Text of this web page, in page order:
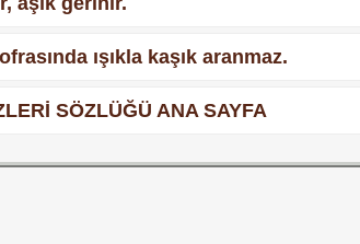
ışıkla kaşık aranmaz.
SÖZLÜĞÜ ANA SAYFA